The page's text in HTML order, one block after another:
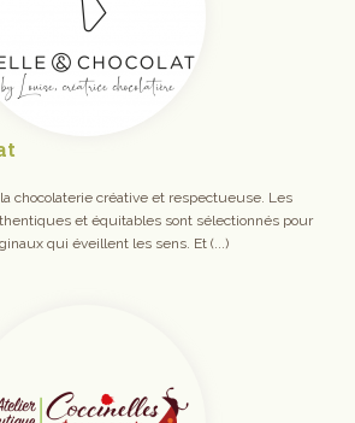
la chocolaterie créative et respectueuse. Les
et équitables sont sélectionnés pour
qui éveillent les sens. Et (...)